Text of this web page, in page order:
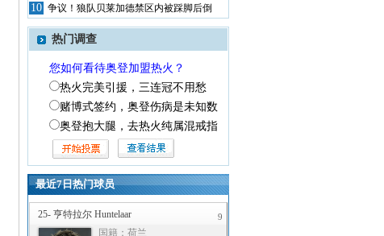
05-03
21:30
门兴格拉德巴赫 VS 霍芬海姆
意甲赛程
05-03
02:45
都灵 VS 威尼斯
05-03
21:00
帕尔马 VS 科莫
05-03
21:00
卡利亚里 VS 乌迪内斯
05-04
00:00
莱切 VS 那不勒斯
05-04
02:45
国际米兰 VS 维罗纳
像是莫...
10 争议！狼队贝莱加德禁区内被踩脚后倒
地，VA...
热门调查
您如何看待奥登加盟热火？
热火完美引援，三连冠不用愁
赌博式签约，奥登伤病是未知数
奥登抱大腿，去热火纯属混戒指
最近7日热门球员
9
25- 亨特拉尔 Huntelaar
国籍：荷兰